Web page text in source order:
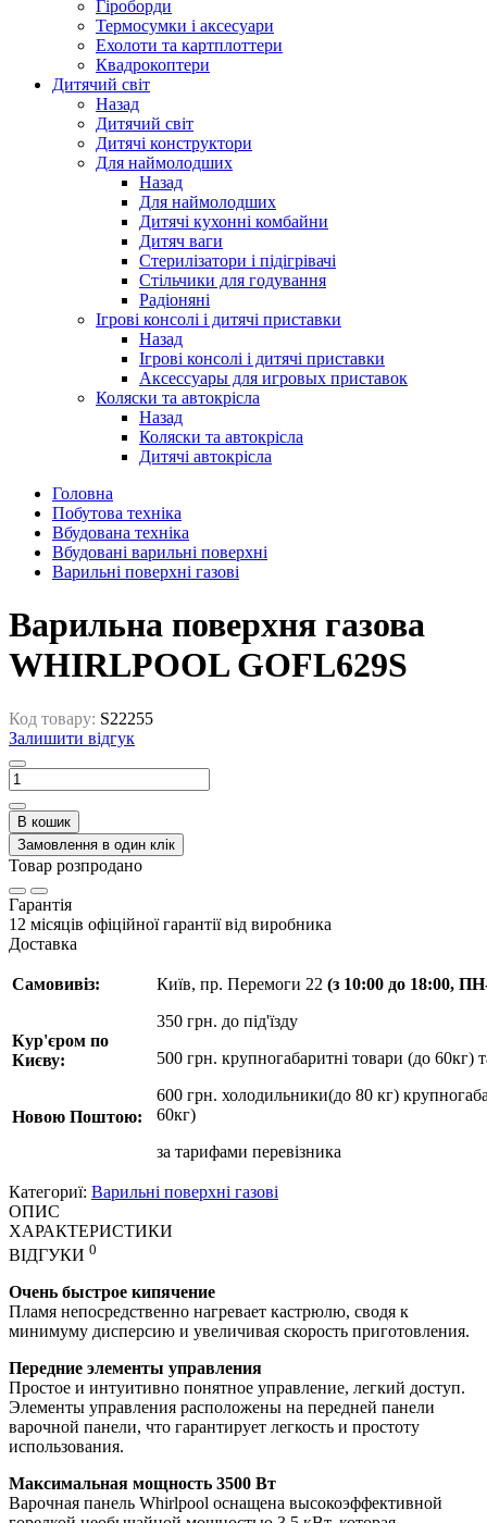
Гіроборди
Термосумки і аксесуари
Ехолоти та картплоттери
Квадрокоптери
Дитячий світ
Назад
Дитячий світ
Дитячі конструктори
Для наймолодших
Назад
Для наймолодших
Дитячі кухонні комбайни
Дитяч ваги
Стерилізатори і підігрівачі
Стільчики для годування
Радіоняні
Ігрові консолі і дитячі приставки
Назад
Ігрові консолі і дитячі приставки
Аксессуары для игровых приставок
Коляски та автокрісла
Назад
Коляски та автокрісла
Дитячі автокрісла
Головна
Побутова техніка
Вбудована техніка
Вбудовані варильні поверхні
Варильні поверхні газові
Варильна поверхня газова
WHIRLPOOL GOFL629S
Код товару: S22255
Залишити відгук
В кошик
Замовлення в один клік
Товар розпродано
Гарантія
12 місяців офіційної гарантії від виробника
Доставка
Самовивіз:
Кур'єром по
Києву:
Новою Поштою:
Київ, пр. Перемоги 22 (з 10:00 до 18:00,
350 грн. до під'їзду
500 грн. крупногабаритні товари (до 60кг)
600 грн. холодильники(до 80 кг)
60кг)
за тарифами перевізника
Категориї: Варильні поверхні газові
ОПИС
ХАРАКТЕРИСТИКИ
ВІДГУКИ 0
Очень быстрое кипячение
Пламя непосредственно нагревает кастрюлю, сводя к
минимуму дисперсию и увеличивая скорость приготовления.
Передние элементы управления
Простое и интуитивно понятное управление, легкий доступ.
Элементы управления расположены на передней панели
варочной панели, что гарантирует легкость и простоту
использования.
Максимальная мощность 3500 Вт
Варочная панель Whirlpool оснащена высокоэффективной